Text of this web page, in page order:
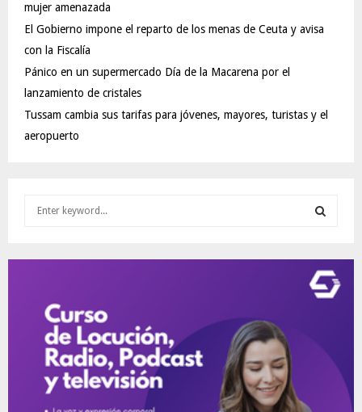
mujer amenazada
El Gobierno impone el reparto de los menas de Ceuta y avisa
con la Fiscalía
Pánico en un supermercado Día de la Macarena por el
lanzamiento de cristales
Tussam cambia sus tarifas para jóvenes, mayores, turistas y el
aeropuerto
E